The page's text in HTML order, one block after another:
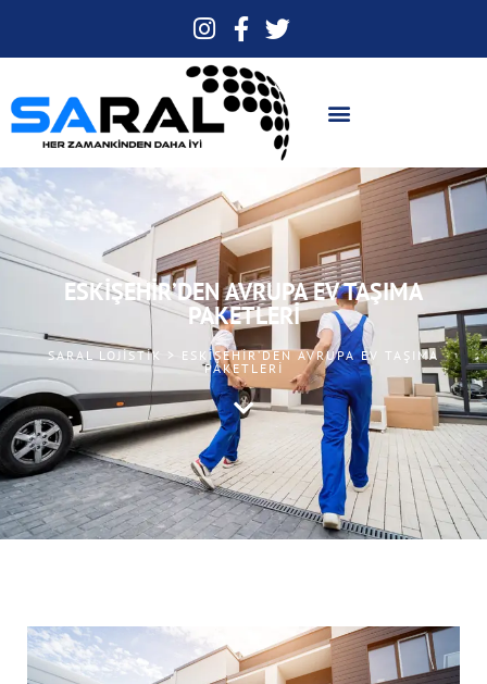
ESKIŞEHIR’DEN AVRUPA EV TAŞIMA
PAKETLERI
SARAL LOJISTIK > ESKIŞEHIR’DEN AVRUPA EV TAŞIMA
PAKETLERI